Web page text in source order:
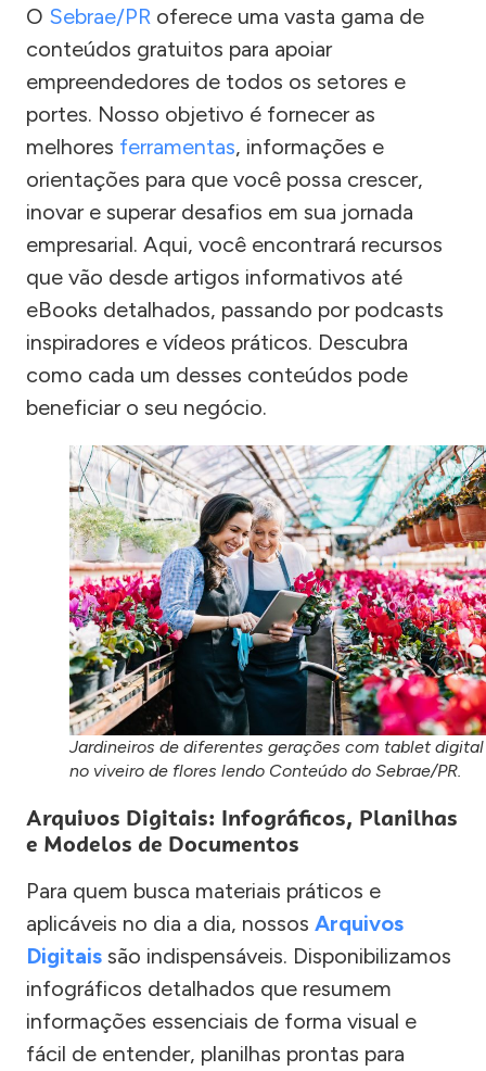
O Sebrae/PR oferece uma vasta gama de
conteúdos gratuitos para apoiar
empreendedores de todos os setores e
portes. Nosso objetivo é fornecer as
melhores ferramentas, informações e
orientações para que você possa crescer,
inovar e superar desafios em sua jornada
empresarial. Aqui, você encontrará recursos
que vão desde artigos informativos até
eBooks detalhados, passando por podcasts
inspiradores e vídeos práticos. Descubra
como cada um desses conteúdos pode
beneficiar o seu negócio.
Jardineiros de diferentes gerações com tablet digital
no viveiro de flores lendo Conteúdo do Sebrae/PR.
Arquivos Digitais: Infográficos, Planilhas
e Modelos de Documentos
Para quem busca materiais práticos e
aplicáveis no dia a dia, nossos Arquivos
Digitais são indispensáveis. Disponibilizamos
infográficos detalhados que resumem
informações essenciais de forma visual e
fácil de entender, planilhas prontas para